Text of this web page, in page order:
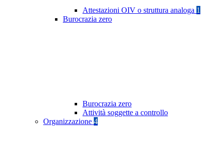
Attestazioni OIV o struttura analoga 1
Burocrazia zero
Burocrazia zero
Attività soggette a controllo
Organizzazione 4